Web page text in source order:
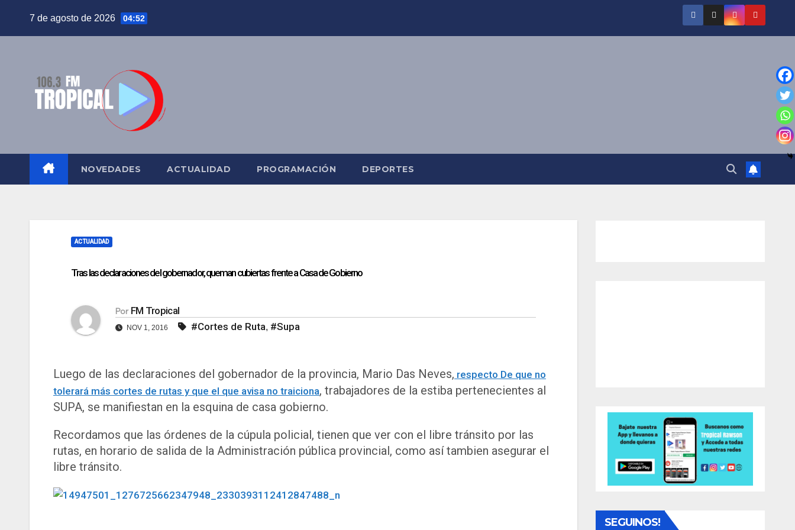
7 de agosto de 2026 04:52
NOVEDADES ACTUALIDAD PROGRAMACIÓN DEPORTES
ACTUALIDAD
Tras las declaraciones del gobernador, queman cubiertas frente a Casa de Gobierno
Por FM Tropical
NOV 1, 2016 #Cortes de Ruta, #Supa
Luego de las declaraciones del gobernador de la provincia, Mario Das Neves, respecto De que no
tolerará más cortes de rutas y que el que avisa no traiciona, trabajadores de la estiba pertenecientes al
SUPA, se manifiestan en la esquina de casa gobierno.
Recordamos que las órdenes de la cúpula policial, tienen que ver con el libre tránsito por las
rutas, en horario de salida de la Administración pública provincial, como así tambien asegurar el
libre tránsito.
SEGUINOS!